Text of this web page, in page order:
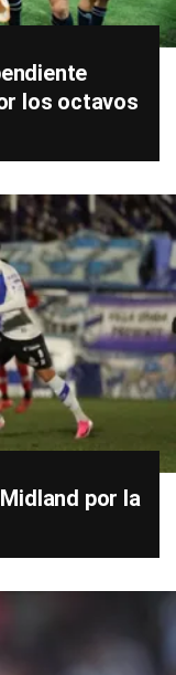
los octavos
por la